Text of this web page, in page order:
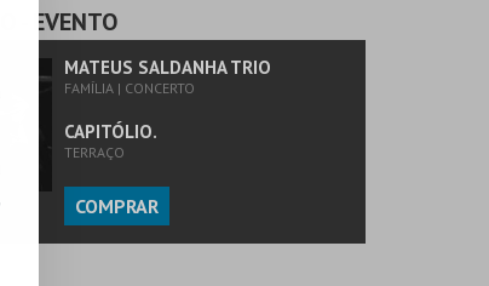
- EVENTO
MATEUS SALDANHA TRIO
FAMÍLIA | CONCERTO
CAPITÓLIO.
TERRAÇO
COMPRAR